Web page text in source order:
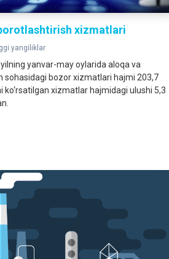
xizmatlari
yangiliklar
yanvar-may oylarida aloqa va
sohasidagi bozor xizmatlari hajmi 203,7
ko‘rsatilgan xizmatlar hajmidagi ulushi 5,3